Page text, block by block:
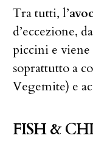
Tra tutti, l’
d’eccezione,
piccini e viene
soprattutto a
Vegemite) e
FISH &